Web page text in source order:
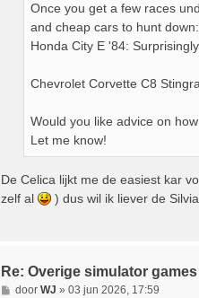
Once you get a few races
and cheap cars to hunt down:
Honda City E '84:
Chevrolet Corvette C8
Would you like advice on
Let me know!
De Celica lijkt me de easiest kar
zelf al
) dus wil ik liever de
Re: Overige simulator games
Bdoor WJ » 03 jun 2026, 17:59